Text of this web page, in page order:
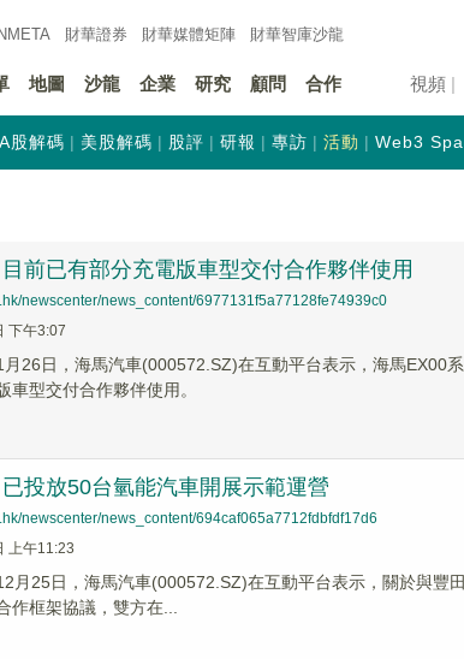
財華證券 財華媒體矩陣 財華智庫沙龍
地圖 沙龍 企業 研究 顧問 合作 視頻
A股解碼 美股解碼 股評 研報 專訪 活動 Web3
前已有部分充電版車型交付合作夥伴使用
newscenter/news_content/6977131f5a77128fe74939c0
下午3:07
月26日，海馬汽車(000572.SZ)在互動平台表示，海馬
車型交付合作夥伴使用。
投放50台氫能汽車開展示範運營
newscenter/news_content/694caf065a7712fdbfdf17d6
上午11:23
月25日，海馬汽車(000572.SZ)在互動平台表示，關於與
作框架協議，雙方在...